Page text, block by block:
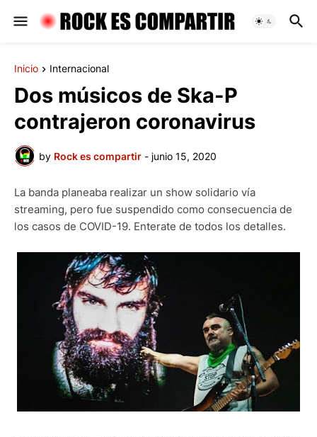
Inicio Internacional
Dos músicos de Ska-P
contrajeron coronavirus
by Rock es compartir - junio 15, 2020
La banda planeaba realizar un show solidario vía
streaming, pero fue suspendido como consecuencia de
los casos de COVID-19. Enterate de todos los detalles.